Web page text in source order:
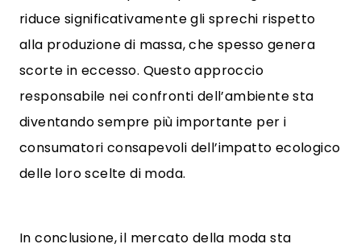
riduce significativamente gli sprechi rispetto
alla produzione di massa, che spesso genera
scorte in eccesso. Questo approccio
responsabile nei confronti dell’ambiente sta
diventando sempre più importante per i
consumatori consapevoli dell’impatto ecologico
delle loro scelte di moda.
In conclusione, il mercato della moda sta